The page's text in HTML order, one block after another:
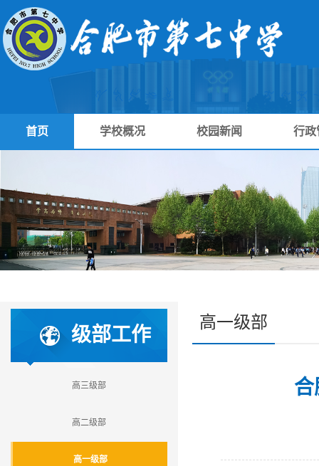
首页 学校概况 校园新闻 行政
级部工作
高三级部
高二级部
高一级部
高一级部
合